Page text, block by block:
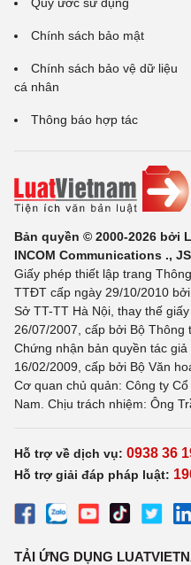
Chính sách bảo mật
Chính sách bảo vệ dữ liệu
cá nhân
Thông báo hợp tác
Bản quyền © 2000-2026 bởi
INCOM Communications .,
Giấy phép thiết lập trang
TTĐT cấp ngày 29/10/2010 bởi
Sở TT-TT Hà Nội, thay thế
26/07/2007, cấp bởi Bộ Thông
Chứng nhận bản quyền tác
16/02/2009, cấp bởi Bộ Văn
Cơ quan chủ quản: Công ty
Nam. Chịu trách nhiệm: Ông
Hỗ trợ về dịch vụ: 0938 36
Hỗ trợ giải đáp pháp luật:
TẢI ỨNG DỤNG